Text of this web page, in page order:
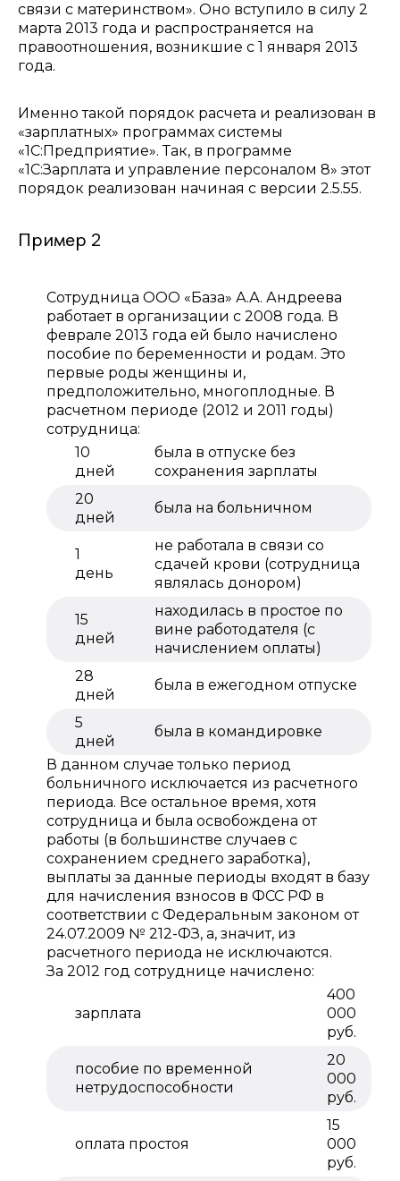
связи с материнством». Оно вступило в силу 2
марта 2013 года и распространяется на
правоотношения, возникшие с 1 января 2013
года.
Именно такой порядок расчета и реализован в
«зарплатных» программах системы
«1С:Предприятие». Так, в программе
«1С:Зарплата и управление персоналом 8» этот
порядок реализован начиная с версии 2.5.55.
Пример 2
Сотрудница ООО «База» А.А. Андреева
работает в организации с 2008 года. В
феврале 2013 года ей было начислено
пособие по беременности и родам. Это
первые роды женщины и,
предположительно, многоплодные. В
расчетном периоде (2012 и 2011 годы)
сотрудница:
10
дней
была в отпуске без
сохранения зарплаты
20
дней
была на больничном
1
день
не работала в связи со
сдачей крови (сотрудница
являлась донором)
15
дней
находилась в простое по
вине работодателя (с
начислением оплаты)
28
дней
была в ежегодном отпуске
5
дней
была в командировке
В данном случае только период
больничного исключается из расчетного
периода. Все остальное время, хотя
сотрудница и была освобождена от
работы (в большинстве случаев с
сохранением среднего заработка),
выплаты за данные периоды входят в базу
для начисления взносов в ФСС РФ в
соответствии с Федеральным законом от
24.07.2009 № 212-ФЗ, а, значит, из
расчетного периода не исключаются.
За 2012 год сотруднице начислено:
зарплата
400
000
руб.
пособие по временной
нетрудоспособности
20
000
руб.
оплата простоя
15
000
руб.